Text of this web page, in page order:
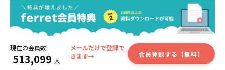
現在の会員数
513,099 人
メールだけで登録で
きます→
会員登録する【無料】